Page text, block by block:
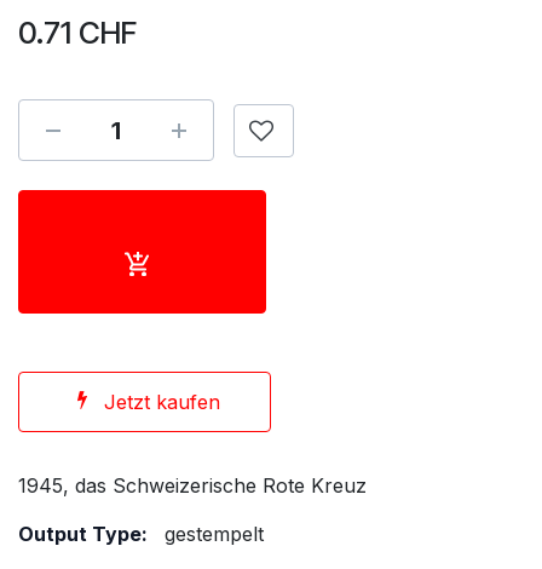
0.71 CHF
Jetzt kaufen
1945, das Schweizerische Rote Kreuz
Output Type:
gestempelt